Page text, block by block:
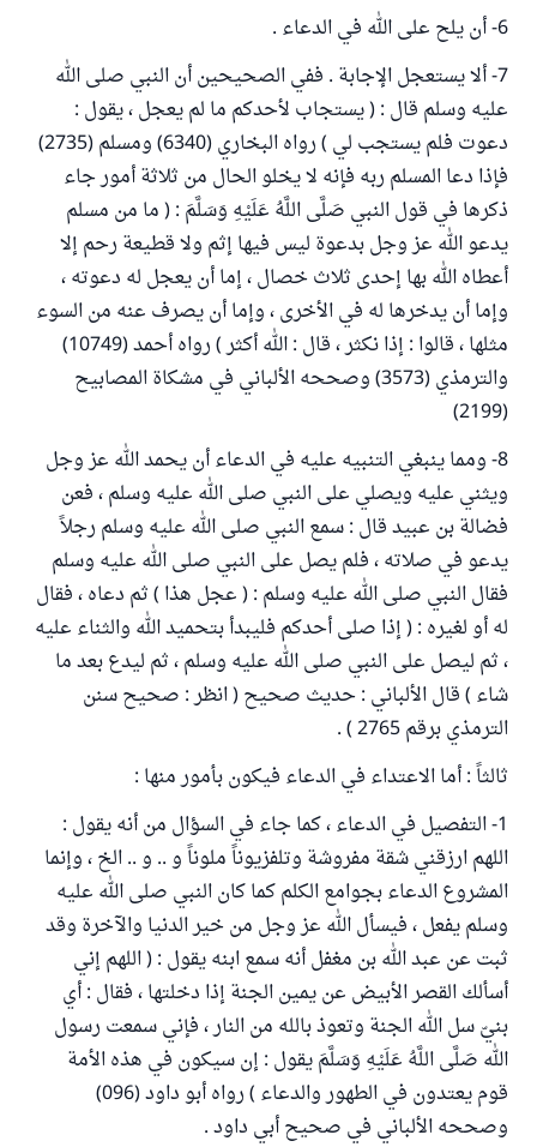
6- أن يلح على الله في الدعاء .
7- ألا يستعجل الإجابة . ففي الصحيحين أن النبي صلى الله
عليه وسلم قال : ( يستجاب لأحدكم ما لم يعجل ، يقول :
دعوت فلم يستجب لي ) رواه البخاري (6340) ومسلم (2735)
فإذا دعا المسلم ربه فإنه لا يخلو الحال من ثلاثة أمور جاء
ذكرها في قول النبي صَلَّى اللَّهُ عَلَيْهِ وَسَلَّمَ : ( ما من مسلم
يدعو الله عز وجل بدعوة ليس فيها إثم ولا قطيعة رحم إلا
أعطاه الله بها إحدى ثلاث خصال ، إما أن يعجل له دعوته ،
وإما أن يدخرها له في الأخرى ، وإما أن يصرف عنه من السوء
مثلها ، قالوا : إذا نكثر ، قال : الله أكثر ) رواه أحمد (10749)
والترمذي (3573) وصححه الألباني في مشكاة المصابيح
(2199)
8- ومما ينبغي التنبيه عليه في الدعاء أن يحمد الله عز وجل
ويثني عليه ويصلي على النبي صلى الله عليه وسلم ، فعن
فضالة بن عبيد قال : سمع النبي صلى الله عليه وسلم رجلاً
يدعو في صلاته ، فلم يصل على النبي صلى الله عليه وسلم
فقال النبي صلى الله عليه وسلم : ( عجل هذا ) ثم دعاه ، فقال
له أو لغيره : ( إذا صلى أحدكم فليبدأ بتحميد الله والثناء عليه
، ثم ليصل على النبي صلى الله عليه وسلم ، ثم ليدع بعد ما
شاء ) قال الألباني : حديث صحيح ( انظر : صحيح سنن
الترمذي برقم 2765 ) .
ثالثاً : أما الاعتداء في الدعاء فيكون بأمور منها :
1- التفصيل في الدعاء ، كما جاء في السؤال من أنه يقول :
اللهم ارزقني شقة مفروشة وتلفزيوناً ملوناً و .. و .. الخ ، وإنما
المشروع الدعاء بجوامع الكلم كما كان النبي صلى الله عليه
وسلم يفعل ، فيسأل الله عز وجل من خير الدنيا والآخرة وقد
ثبت عن عبد الله بن مغفل أنه سمع ابنه يقول : ( اللهم إني
أسألك القصر الأبيض عن يمين الجنة إذا دخلتها ، فقال : أي
بنيّ سل الله الجنة وتعوذ بالله من النار ، فإني سمعت رسول
الله صَلَّى اللَّهُ عَلَيْهِ وَسَلَّمَ يقول : إن سيكون في هذه الأمة
قوم يعتدون في الطهور والدعاء ) رواه أبو داود (096)
وصححه الألباني في صحيح أبي داود .